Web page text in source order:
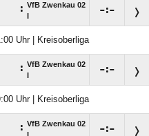
: VfB Zwenkau 02
:
Uhr | Kreisoberliga
: VfB Zwenkau 02
:
Uhr | Kreisoberliga
: VfB Zwenkau 02
: